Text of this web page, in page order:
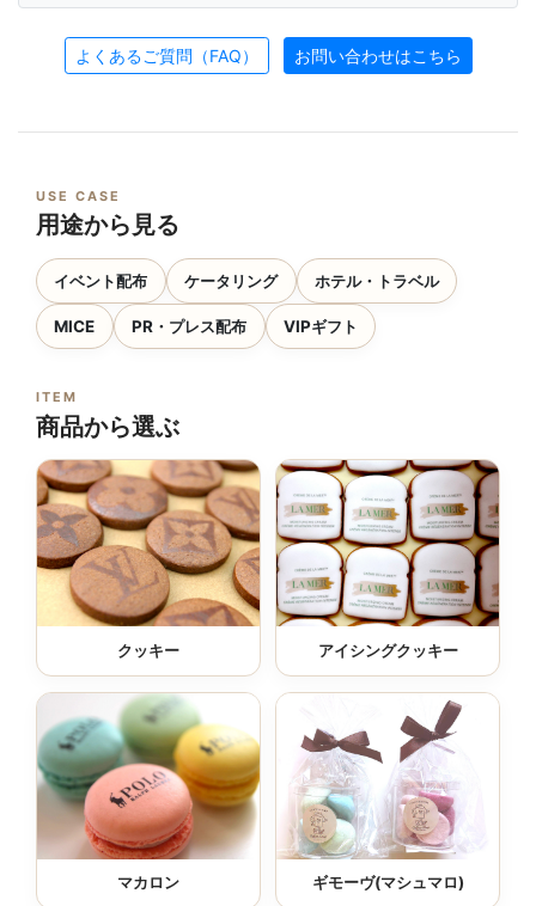
よくあるご質問（FAQ） お問い合わせはこちら
USE CASE
用途から見る
イベント配布 ケータリング ホテル・トラベル
MICE PR・プレス配布 VIPギフト
ITEM
商品から選ぶ
クッキー アイシングクッキー
マカロン ギモーヴ(マシュマロ)